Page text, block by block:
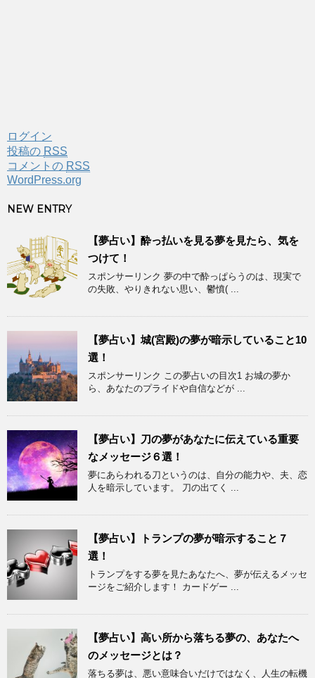
ログイン
投稿の RSS
コメントの RSS
WordPress.org
NEW ENTRY
【夢占い】酔っ払いを見る夢を見たら、気を
つけて！
スポンサーリンク 夢の中で酔っぱらうのは、現実で
の失敗、やりきれない思い、鬱憤( ...
【夢占い】城(宮殿)の夢が暗示していること10
選！
スポンサーリンク この夢占いの目次1 お城の夢か
ら、あなたのプライドや自信などが ...
【夢占い】刀の夢があなたに伝えている重要
なメッセージ６選！
夢にあらわれる刀というのは、自分の能力や、夫、恋
人を暗示しています。 刀の出てく ...
【夢占い】トランプの夢が暗示すること７
選！
トランプをする夢を見たあなたへ、夢が伝えるメッセ
ージをご紹介します！ カードゲー ...
【夢占い】高い所から落ちる夢の、あなたへ
のメッセージとは？
落ちる夢は、悪い意味合いだけではなく、人生の転機